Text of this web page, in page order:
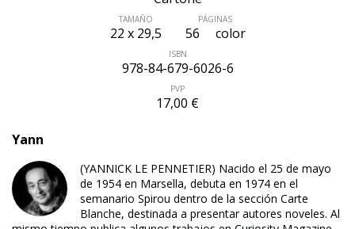
TAMAÑO
22 x 29,5
PÁGINAS
56 color
ISBN
978-84-679-6026-6
PVP
17,00 €
Yann
(YANNICK LE PENNETIER) Nacido el 25 de mayo
de 1954 en Marsella, debuta en 1974 en el
semanario Spirou dentro de la sección Carte
Blanche, destinada a presentar autores noveles. Al
ÚLTIMO NÚMERO PUBLICADO